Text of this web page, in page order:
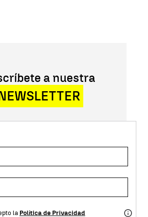
a nuestra
la Política de Privacidad